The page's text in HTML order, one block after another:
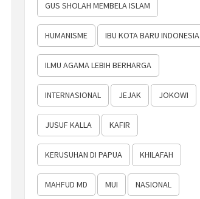
GUS SHOLAH MEMBELA ISLAM
HUMANISME IBU KOTA BARU INDONESIA
ILMU AGAMA LEBIH BERHARGA
INTERNASIONAL JEJAK JOKOWI
JUSUF KALLA KAFIR
KERUSUHAN DI PAPUA KHILAFAH
MAHFUD MD MUI NASIONAL